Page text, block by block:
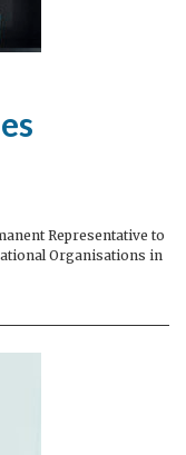
Representative to
Organisations in